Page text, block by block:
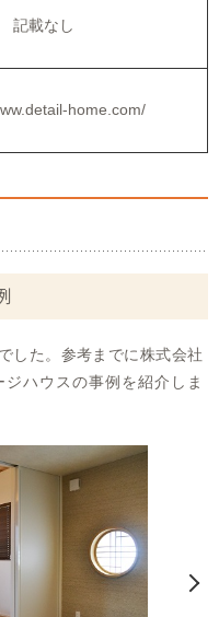
記載なし
home.com/
した。参考までに株式会社
ハウスの事例を紹介しま